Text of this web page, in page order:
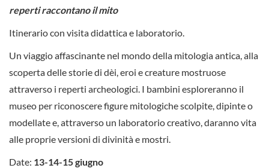
reperti raccontano il mito
Itinerario con visita didattica e laboratorio.
Un viaggio affascinante nel mondo della mitologia antica, alla
scoperta delle storie di dèi, eroi e creature mostruose
attraverso i reperti archeologici. I bambini esploreranno il
museo per riconoscere figure mitologiche scolpite, dipinte o
modellate e, attraverso un laboratorio creativo, daranno vita
alle proprie versioni di divinità e mostri.
Date: 13-14-15 giugno